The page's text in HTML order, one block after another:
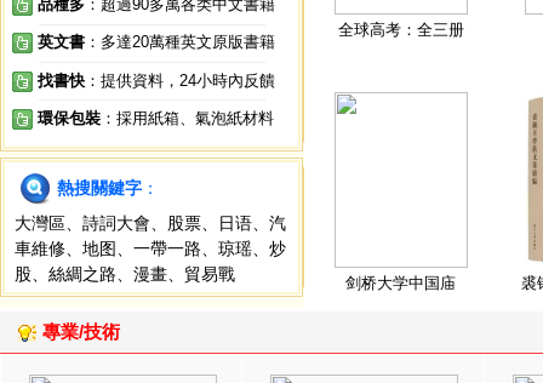
品種多 ：超過90多萬各类中文書籍
英文書 ：多達20萬種英文原版書籍
找書快 ：提供資料，24小時內反饋
環保包裝 ：採用紙箱、氣泡紙材料
熱搜關鍵字 ：
大灣區
詩詞大會 股票 日语
汽
車維修
地图 一帶一路 琼瑶
炒
股
絲綢之路 漫畫 貿易戰
全球高考：全三册
剑桥大学中国庙 裘
專業/技術